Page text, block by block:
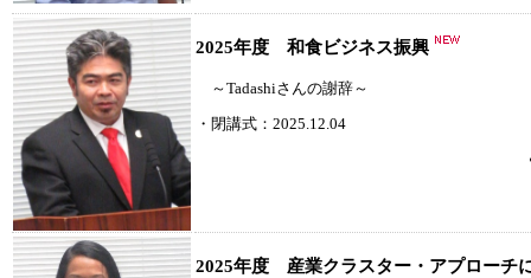
2025年度 和食ビジネス振興
～Tadashiさんの謝辞～
・閉講式：2025.12.04
2025年度 産業クラスター・アプローチ